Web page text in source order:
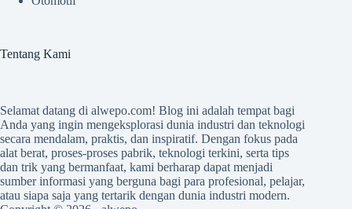
Tentang Kami
Selamat datang di alwepo.com! Blog ini adalah tempat bagi
Anda yang ingin mengeksplorasi dunia industri dan teknologi
secara mendalam, praktis, dan inspiratif. Dengan fokus pada
alat berat, proses-proses pabrik, teknologi terkini, serta tips
dan trik yang bermanfaat, kami berharap dapat menjadi
sumber informasi yang berguna bagi para profesional, pelajar,
atau siapa saja yang tertarik dengan dunia industri modern.